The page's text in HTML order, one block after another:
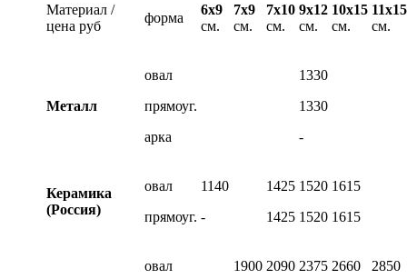
Материал /
цена руб
форма
6х9
см.
7х9
см.
7х10
см.
9х12
см.
10х15
см.
11х15
см.
Металл
овал
прямоуг.
арка
1330
1330
-
Керамика
(Россия)
овал
прямоуг.
1140
-
1425
1425
1520
1520
1615
1615
овал
1900 2090 2375 2660
2850